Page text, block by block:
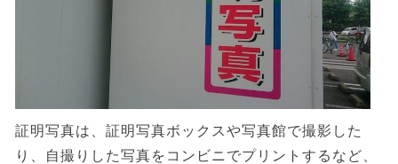
証明写真は、証明写真ボックスや写真館で撮影した
り、自撮りした写真をコンビニでプリントするなど、